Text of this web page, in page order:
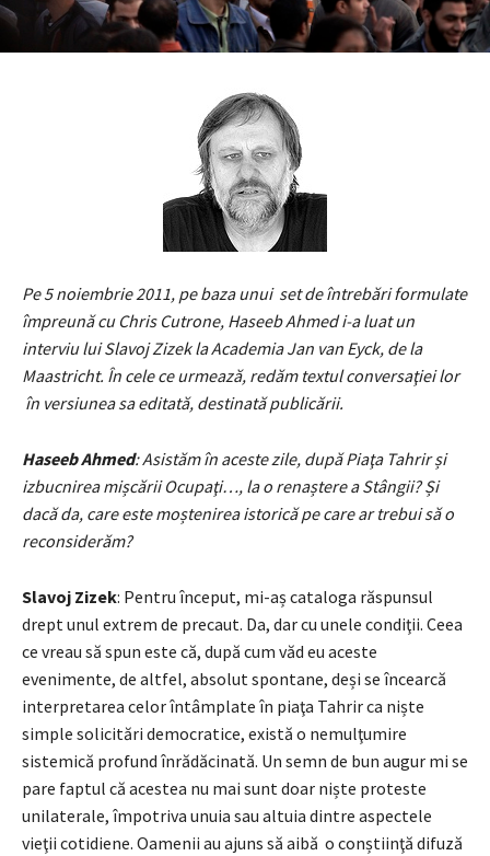
Pe 5 noiembrie 2011, pe baza unui set de întrebări formulate
împreună cu Chris Cutrone, Haseeb Ahmed i-a luat un
interviu lui Slavoj Zizek la Academia Jan van Eyck, de la
Maastricht. În cele ce urmează, redăm textul conversaţiei lor
în versiunea sa editată, destinată publicării.
Haseeb Ahmed: Asistăm în aceste zile, după Piaţa Tahrir și
izbucnirea mișcării Ocupaţi…, la o renaștere a Stângii? Și
dacă da, care este moștenirea istorică pe care ar trebui să o
reconsiderăm?
Slavoj Zizek: Pentru început, mi-aș cataloga răspunsul
drept unul extrem de precaut. Da, dar cu unele condiţii. Ceea
ce vreau să spun este că, după cum văd eu aceste
evenimente, de altfel, absolut spontane, deși se încearcă
interpretarea celor întâmplate în piaţa Tahrir ca niște
simple solicitări democratice, există o nemulţumire
sistemică profund înrădăcinată. Un semn de bun augur mi se
pare faptul că acestea nu mai sunt doar niște proteste
unilaterale, împotriva unuia sau altuia dintre aspectele
vieţii cotidiene. Oamenii au ajuns să aibă o conștiinţă difuză